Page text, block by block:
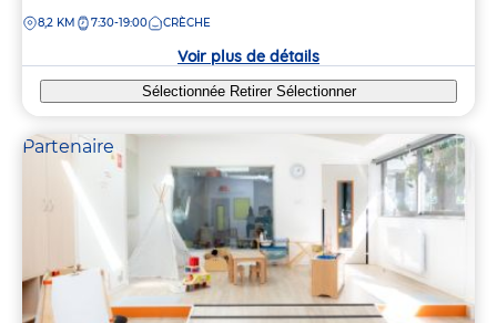
la
DISTANCE
8,2 KM 7:30-19:00 CRÈCHE
Voir plus de détails
Sélectionnée Retirer Sélectionner
Partenaire